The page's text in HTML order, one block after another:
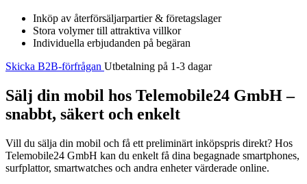
Inköp av återförsäljarpartier & företagslager
Stora volymer till attraktiva villkor
Individuella erbjudanden på begäran
Skicka B2B-förfrågan Utbetalning på 1-3 dagar
Sälj din mobil hos Telemobile24 GmbH –
snabbt, säkert och enkelt
Vill du sälja din mobil och få ett preliminärt inköpspris direkt? Hos
Telemobile24 GmbH kan du enkelt få dina begagnade smartphones,
surfplattor, smartwatches och andra enheter värderade online.